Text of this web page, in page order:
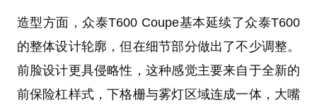
造型方面，众泰T600 Coupe基本延续了众泰T600
的整体设计轮廓，但在细节部分做出了不少调整。
前脸设计更具侵略性，这种感觉主要来自于全新的
前保险杠样式，下格栅与雾灯区域连成一体，大嘴